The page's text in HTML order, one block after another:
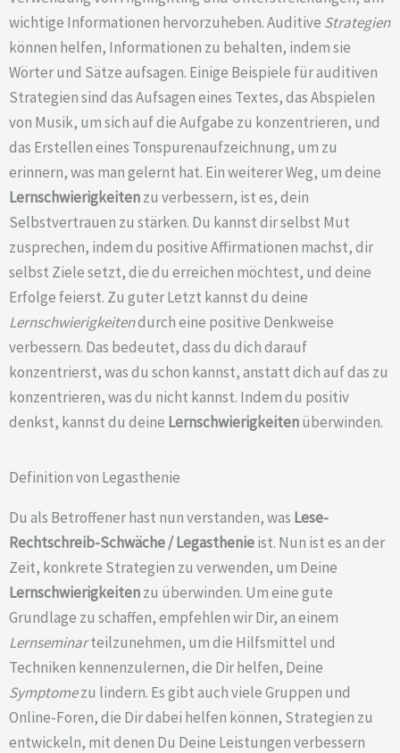
wichtige Informationen hervorzuheben. Auditive Strategien
können helfen, Informationen zu behalten, indem sie
Wörter und Sätze aufsagen. Einige Beispiele für auditiven
Strategien sind das Aufsagen eines Textes, das Abspielen
von Musik, um sich auf die Aufgabe zu konzentrieren, und
das Erstellen eines Tonspurenaufzeichnung, um zu
erinnern, was man gelernt hat. Ein weiterer Weg, um deine
Lernschwierigkeitenzu verbessern, ist es, dein
Selbstvertrauen zu stärken. Du kannst dir selbst Mut
zusprechen, indem du positive Affirmationen machst, dir
selbst Ziele setzt, die du erreichen möchtest, und deine
Erfolge feierst. Zu guter Letzt kannst du deine
Lernschwierigkeitendurch eine positive Denkweise
verbessern. Das bedeutet, dass du dich darauf
konzentrierst, was du schon kannst, anstatt dich auf das zu
konzentrieren, was du nicht kannst. Indem du positiv
denkst, kannst du deine Lernschwierigkeitenüberwinden.
Definition von Legasthenie
Du als Betroffener hast nun verstanden, was Lese-
Rechtschreib-Schwäche /Legasthenieist. Nun ist es an der
Zeit, konkrete Strategien zu verwenden, um Deine
Lernschwierigkeitenzu überwinden. Um eine gute
Grundlage zu schaffen, empfehlen wir Dir, an einem
Lernseminarteilzunehmen, um die Hilfsmittel und
Techniken kennenzulernen, die Dir helfen, Deine
Symptomezu lindern. Es gibt auch viele Gruppen und
Online-Foren, die Dir dabei helfen können, Strategien zu
entwickeln, mit denen Du Deine Leistungen verbessern